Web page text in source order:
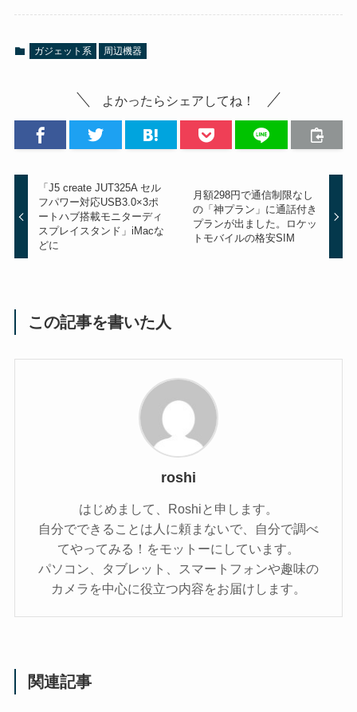
ガジェット系 周辺機器
よかったらシェアしてね！
「J5 create JUT325A セル
フパワー対応USB3.0×3ポ
ートハブ搭載モニターディ
スプレイスタンド」iMacな
どに
月額298円で通信制限なし
の「神プラン」に通話付き
プランが出ました。ロケッ
トモバイルの格安SIM
この記事を書いた人
roshi
はじめまして、Roshiと申します。
自分でできることは人に頼まないで、自分で調べ
てやってみる！をモットーにしています。
パソコン、タブレット、スマートフォンや趣味の
カメラを中心に役立つ内容をお届けします。
関連記事